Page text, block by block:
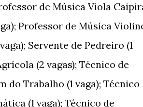
de Música Viola
Professor de Música
Servente de Pedreiro (1
(2 vagas); Técnico de
do Trabalho (1 vaga); Técnico
(1 vaga); Técnico de